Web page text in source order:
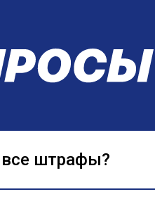
штрафы?